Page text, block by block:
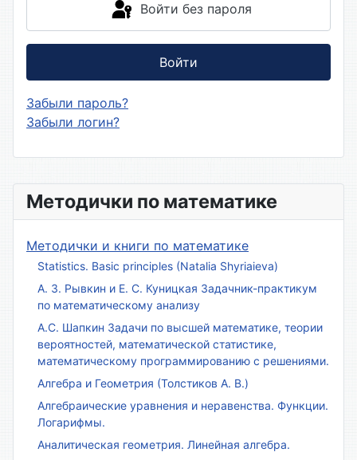
Методички по математике
Методички и книги по математике
Statistics. Basic principles (Natalia Shyriaieva)
А. З. Рывкин и Е. С. Куницкая Задачник-практикум
по математическому анализу
А.С. Шапкин Задачи по высшей математике, теории
вероятностей, математической статистике,
математическому программированию с решениями.
Алгебра и Геометрия (Толстиков А. В.)
Алгебраические уравнения и неравенства. Функции.
Логарифмы.
Аналитическая геометрия. Линейная алгебра.
Войти без пароля
Войти
Забыли пароль?
Забыли логин?